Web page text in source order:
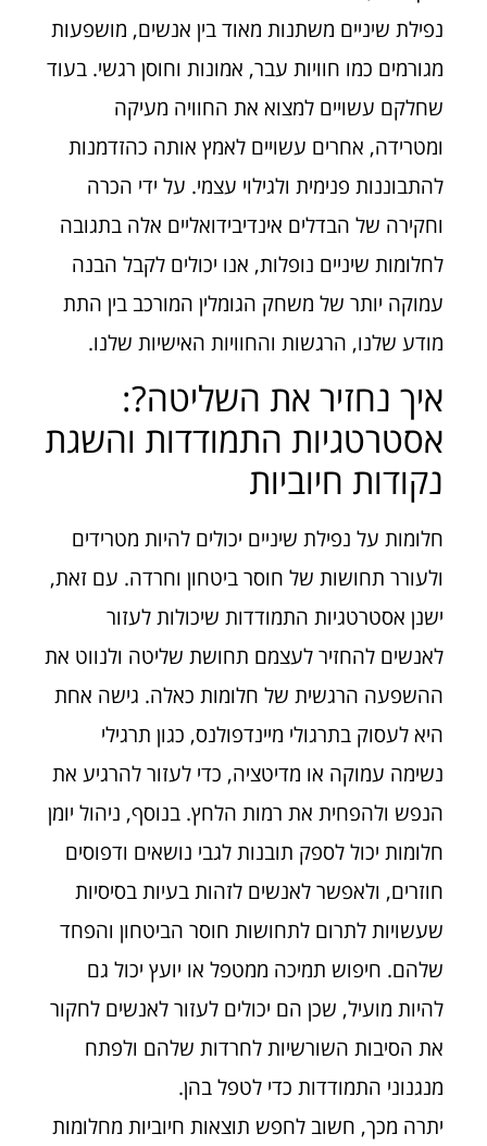
נפילת שיניים משתנות מאוד בין אנשים, מושפעות
מגורמים כמו חוויות עבר, אמונות וחוסן רגשי. בעוד
שחלקם עשויים למצוא את החוויה מעיקה
ומטרידה, אחרים עשויים לאמץ אותה כהזדמנות
להתבוננות פנימית ולגילוי עצמי. על ידי הכרה
וחקירה של הבדלים אינדיבידואליים אלה בתגובה
לחלומות שיניים נופלות, אנו יכולים לקבל הבנה
עמוקה יותר של משחק הגומלין המורכב בין התת
מודע שלנו, הרגשות והחוויות האישיות שלנו.
איך נחזיר את השליטה?:
אסטרטגיות התמודדות והשגת
נקודות חיוביות
חלומות על נפילת שיניים יכולים להיות מטרידים
ולעורר תחושות של חוסר ביטחון וחרדה. עם זאת,
ישנן אסטרטגיות התמודדות שיכולות לעזור
לאנשים להחזיר לעצמם תחושת שליטה ולנווט את
ההשפעה הרגשית של חלומות כאלה. גישה אחת
היא לעסוק בתרגולי מיינדפולנס, כגון תרגילי
נשימה עמוקה או מדיטציה, כדי לעזור להרגיע את
הנפש ולהפחית את רמות הלחץ. בנוסף, ניהול יומן
חלומות יכול לספק תובנות לגבי נושאים ודפוסים
חוזרים, ולאפשר לאנשים לזהות בעיות בסיסיות
שעשויות לתרום לתחושות חוסר הביטחון והפחד
שלהם. חיפוש תמיכה ממטפל או יועץ יכול גם
להיות מועיל, שכן הם יכולים לעזור לאנשים לחקור
את הסיבות השורשיות לחרדות שלהם ולפתח
מנגנוני התמודדות כדי לטפל בהן.
יתרה מכך, חשוב לחפש תוצאות חיוביות מחלומות